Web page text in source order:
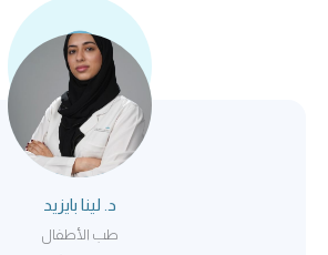
د. لينا بايزيد
طب الأطفال